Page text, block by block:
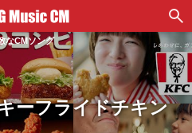
なCMソング
ーフライドチキン